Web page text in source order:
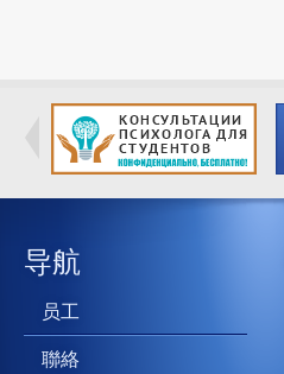
导航
员工
聯絡